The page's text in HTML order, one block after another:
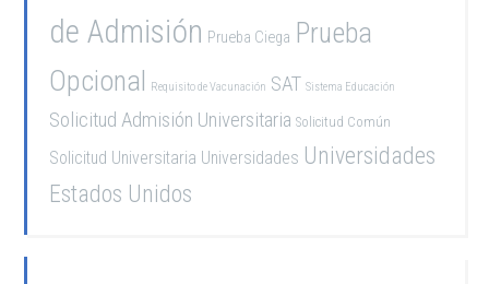
de Admisión Prueba Ciega Prueba
Opcional Requisito de Vacunación SAT Sistema Educación
Solicitud Admisión Universitaria Solicitud Común
Solicitud Universitaria Universidades Universidades
Estados Unidos